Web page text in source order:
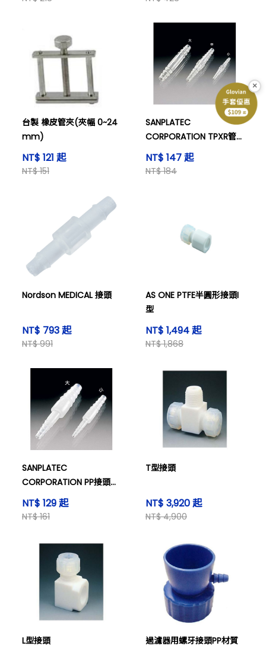
台製 橡皮管夾(夾幅 0~24
mm)
NT$ 121 起
NT$ 151
SANPLATEC
CORPORATION TPXR管
接頭 錐型 I型 大(10個\/
袋)
NT$ 147 起
NT$ 184
Nordson MEDICAL 接頭
NT$ 793 起
NT$ 991
AS ONE PTFE半圓形接頭I
型
NT$ 1,494 起
NT$ 1,868
SANPLATEC
CORPORATION PP接頭
大號(10個\/包)
NT$ 129 起
NT$ 161
T型接頭
NT$ 3,920 起
NT$ 4,900
L型接頭 過濾器用螺牙接頭PP材質
×